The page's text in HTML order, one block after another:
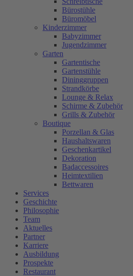
Bürostühle
Büromöbel
Kinderzimmer
Babyzimmer
Jugendzimmer
Garten
Gartentische
Gartenstühle
Dininggruppen
Strandkörbe
Lounge & Relax
Schirme & Zubehör
Grills & Zubehör
Boutique
Porzellan & Glas
Haushaltswaren
Geschenkartikel
Dekoration
Badaccessoires
Heimtextilien
Bettwaren
Services
Geschichte
Philosophie
Team
Aktuelles
Partner
Karriere
Ausbildung
Prospekte
Restaurant